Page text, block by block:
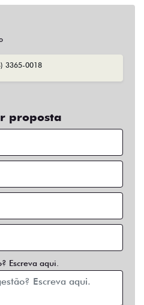
3365-0018
proposta
Escreva aqui.